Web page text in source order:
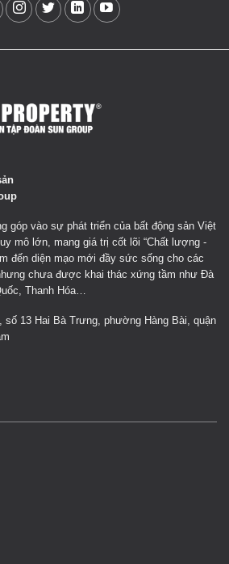
góp vào sự phát triển của bất động sản Việt
mô lớn, mang giá trị cốt lõi “Chất lượng -
đến diện mạo mới đầy sức sống cho các
chưa được khai thác xứng tầm như Đà
Thanh Hóa…
số 13 Hai Bà Trưng, phường Hàng Bài, quận